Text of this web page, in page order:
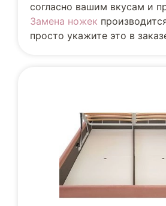
согласно вашим вкусам и
Замена ножек
просто укажите это в